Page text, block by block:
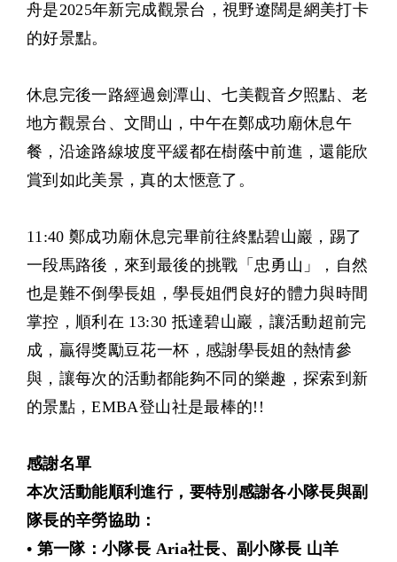
舟是2025年新完成觀景台，視野遼闊是網美打卡
的好景點。
休息完後一路經過劍潭山、七美觀音夕照點、老
地方觀景台、文間山，中午在鄭成功廟休息午
餐，沿途路線坡度平緩都在樹蔭中前進，還能欣
賞到如此美景，真的太愜意了。
11:40 鄭成功廟休息完畢前往終點碧山巖，踢了
一段馬路後，來到最後的挑戰「忠勇山」，自然
也是難不倒學長姐，學長姐們良好的體力與時間
掌控，順利在 13:30 抵達碧山巖，讓活動超前完
成，贏得獎勵豆花一杯，感謝學長姐的熱情參
與，讓每次的活動都能夠不同的樂趣，探索到新
的景點，EMBA登山社是最棒的!!
感謝名單
本次活動能順利進行，要特別感謝各小隊長與副
隊長的辛勞協助：
• 第一隊：小隊長 Aria社長、副小隊長 山羊